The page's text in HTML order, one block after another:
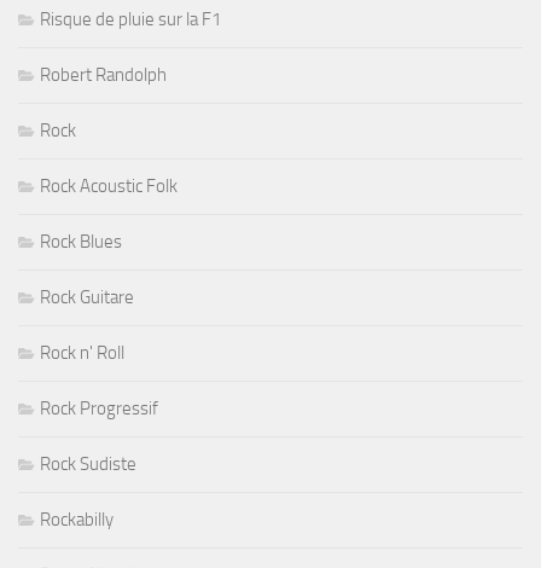
Risque de pluie sur la F1
Robert Randolph
Rock
Rock Acoustic Folk
Rock Blues
Rock Guitare
Rock n' Roll
Rock Progressif
Rock Sudiste
Rockabilly